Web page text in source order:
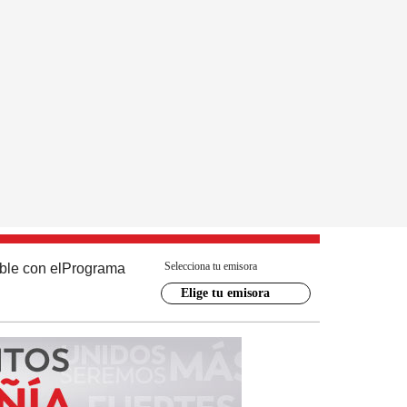
con el Programa Selecciona tu emisora
Elige tu emisora